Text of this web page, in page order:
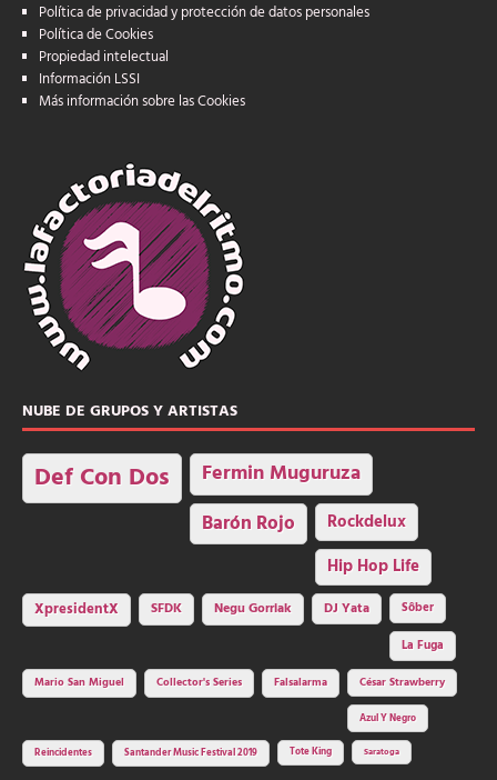
Política de privacidad y protección de datos personales
Política de Cookies
Propiedad intelectual
Información LSSI
Más información sobre las Cookies
NUBE DE GRUPOS Y ARTISTAS
Def Con Dos Fermin Muguruza
Barón Rojo Rockdelux
Hip Hop Life
XpresidentX SFDK Negu Gorriak DJ Yata
Sôber
La Fuga
Mario San Miguel
Collector's Series Falsalarma César Strawberry
Azul Y Negro
Reincidentes Santander Music Festival 2019 Tote King Saratoga